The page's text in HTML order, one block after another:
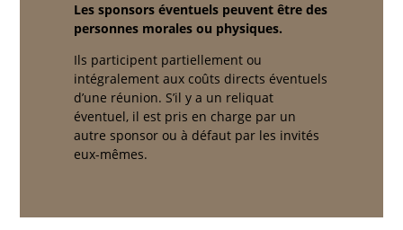
Les sponsors éventuels peuvent être des
personnes morales ou physiques.
Ils participent partiellement ou
intégralement aux coûts directs éventuels
d’une réunion. S’il y a un reliquat
éventuel, il est pris en charge par un
autre sponsor ou à défaut par les invités
eux-mêmes.